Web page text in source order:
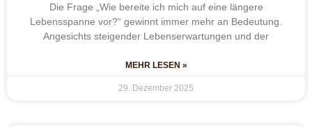
Die Frage „Wie bereite ich mich auf eine längere
Lebensspanne vor?“ gewinnt immer mehr an Bedeutung.
Angesichts steigender Lebenserwartungen und der
MEHR LESEN »
29. Dezember 2025